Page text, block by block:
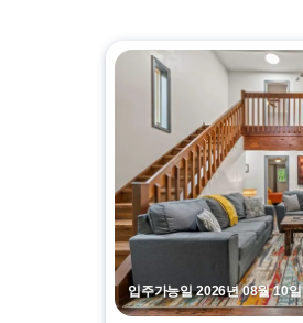
입주가능일 2026년 08월 10일